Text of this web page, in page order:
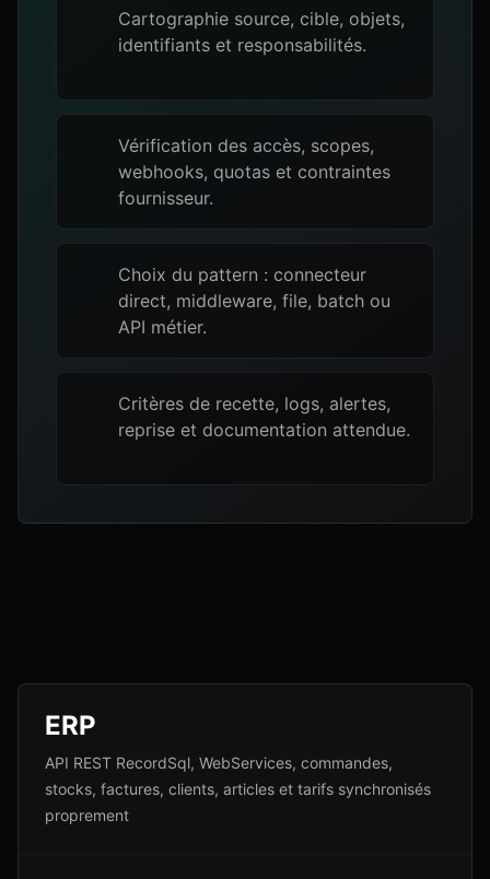
Cartographie source, cible, objets,
identifiants et responsabilités.
Vérification des accès, scopes,
webhooks, quotas et contraintes
fournisseur.
Choix du pattern : connecteur
direct, middleware, file, batch ou
API métier.
Critères de recette, logs, alertes,
reprise et documentation attendue.
ERP
API REST RecordSql, WebServices, commandes,
stocks, factures, clients, articles et tarifs synchronisés
proprement